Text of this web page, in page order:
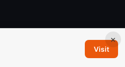
×
Visit